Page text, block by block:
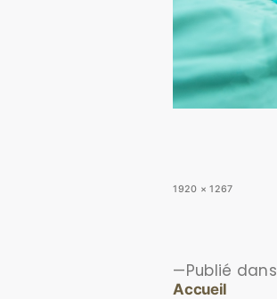
1920 × 1267
Publié dans
Accueil